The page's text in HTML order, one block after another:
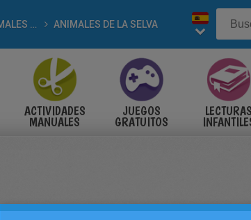
ANIMALES SALVAJES ANIMALES DE LA SELVA
ACTIVIDADES
MANUALES
JUEGOS
GRATUITOS
LECTURAS